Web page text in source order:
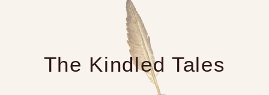
The Kindled Tales